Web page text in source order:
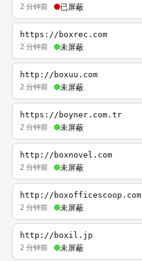
2 分钟前 已屏蔽
https://boxrec.com
2 分钟前 未屏蔽
http://boxuu.com
2 分钟前 未屏蔽
https://boyner.com.tr
2 分钟前 未屏蔽
http://boxnovel.com
2 分钟前 未屏蔽
http://boxofficescoop.com
2 分钟前 未屏蔽
http://boxil.jp
2 分钟前 未屏蔽